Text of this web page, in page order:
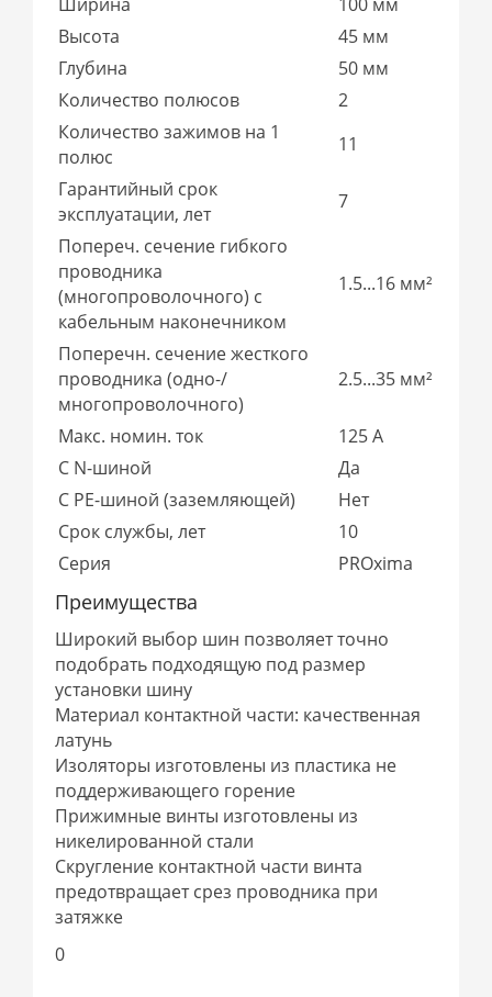
Высота
45 мм
Глубина
50 мм
Количество полюсов
2
Количество зажимов на 1
полюс
11
Гарантийный срок
эксплуатации, лет
7
Попереч. сечение гибкого
проводника
(многопроволочного) с
кабельным наконечником
1.5...16 мм²
Поперечн. сечение жесткого
проводника (одно-/
многопроволочного)
2.5...35 мм²
Макс. номин. ток
125 А
С N-шиной
Да
С PE-шиной (заземляющей)
Нет
Срок службы, лет
10
Серия
PROxima
Преимущества
Широкий выбор шин позволяет точно
подобрать подходящую под размер
установки шину
Материал контактной части: качественная
латунь
Изоляторы изготовлены из пластика не
поддерживающего горение
Прижимные винты изготовлены из
никелированной стали
Скругление контактной части винта
предотвращает срез проводника при
затяжке
0